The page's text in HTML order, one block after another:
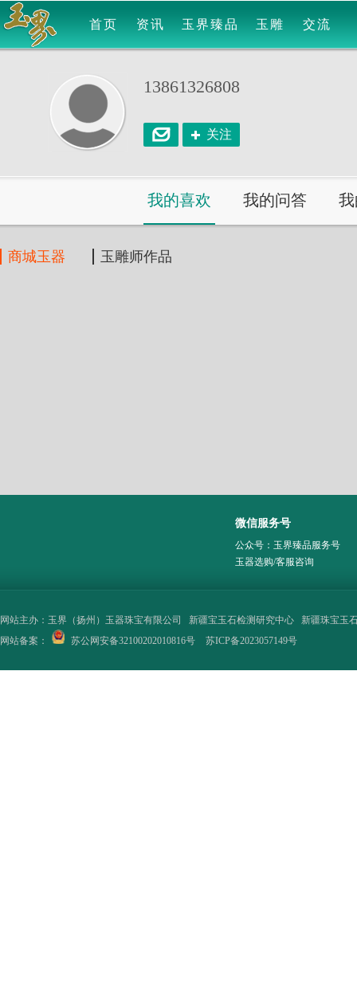
首页 资讯 玉界臻品 玉雕 交流
13861326808
关注
我的喜欢 我的问答
商城玉器 玉雕师作品
微信服务号
公众号：玉界臻品服务号
玉器选购/客服咨询
网站主办： 玉界（扬州）玉器珠宝有限公司 新疆宝玉石检测研究中心
新疆珠宝玉
网站备案：
苏公网安备32100202010816号 苏ICP备2023057149号